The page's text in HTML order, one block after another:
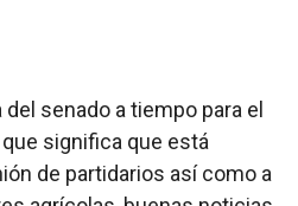
senado a tiempo para el
significa que está
de partidarios así como a